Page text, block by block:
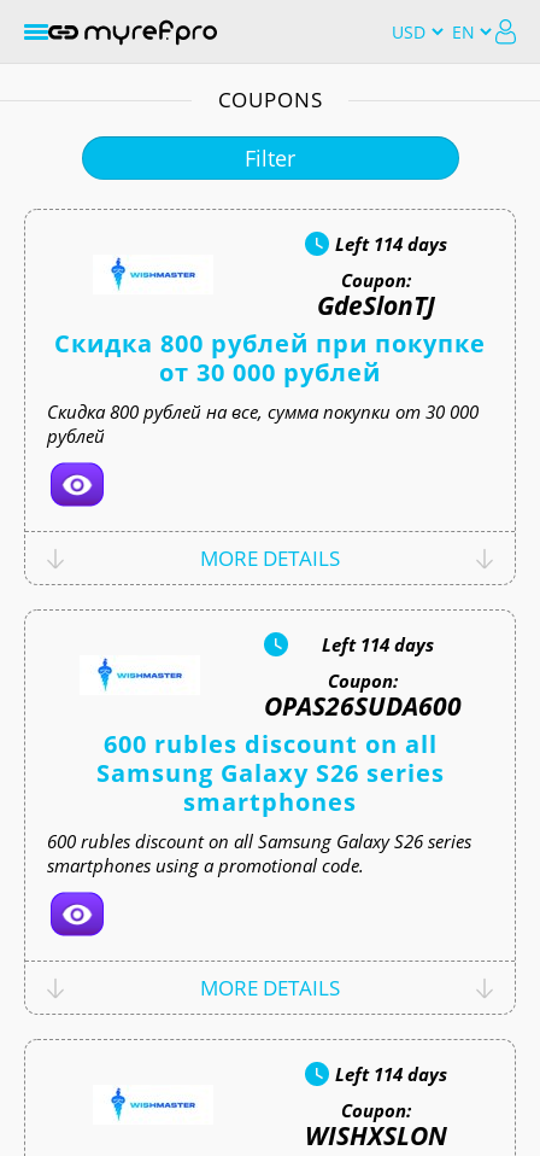
COUPONS
Filter
Left 114 days
Coupon:
GdeSlonTJ
Скидка 800 рублей при покупке
от 30 000 рублей
Скидка 800 рублей на все, сумма покупки от 30 000
рублей
MORE DETAILS
Left 114 days
Coupon:
OPAS26SUDA600
600 rubles discount on all
Samsung Galaxy S26 series
smartphones
600 rubles discount on all Samsung Galaxy S26 series
smartphones using a promotional code.
MORE DETAILS
Left 114 days
Coupon:
WISHXSLON